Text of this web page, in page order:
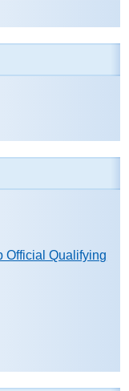
Official Qualifying